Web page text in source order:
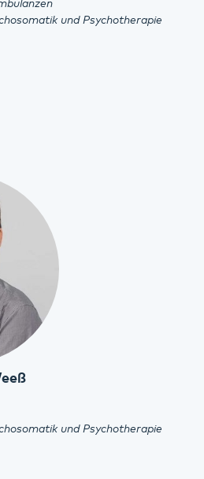
und Psychotherapie
und Psychotherapie